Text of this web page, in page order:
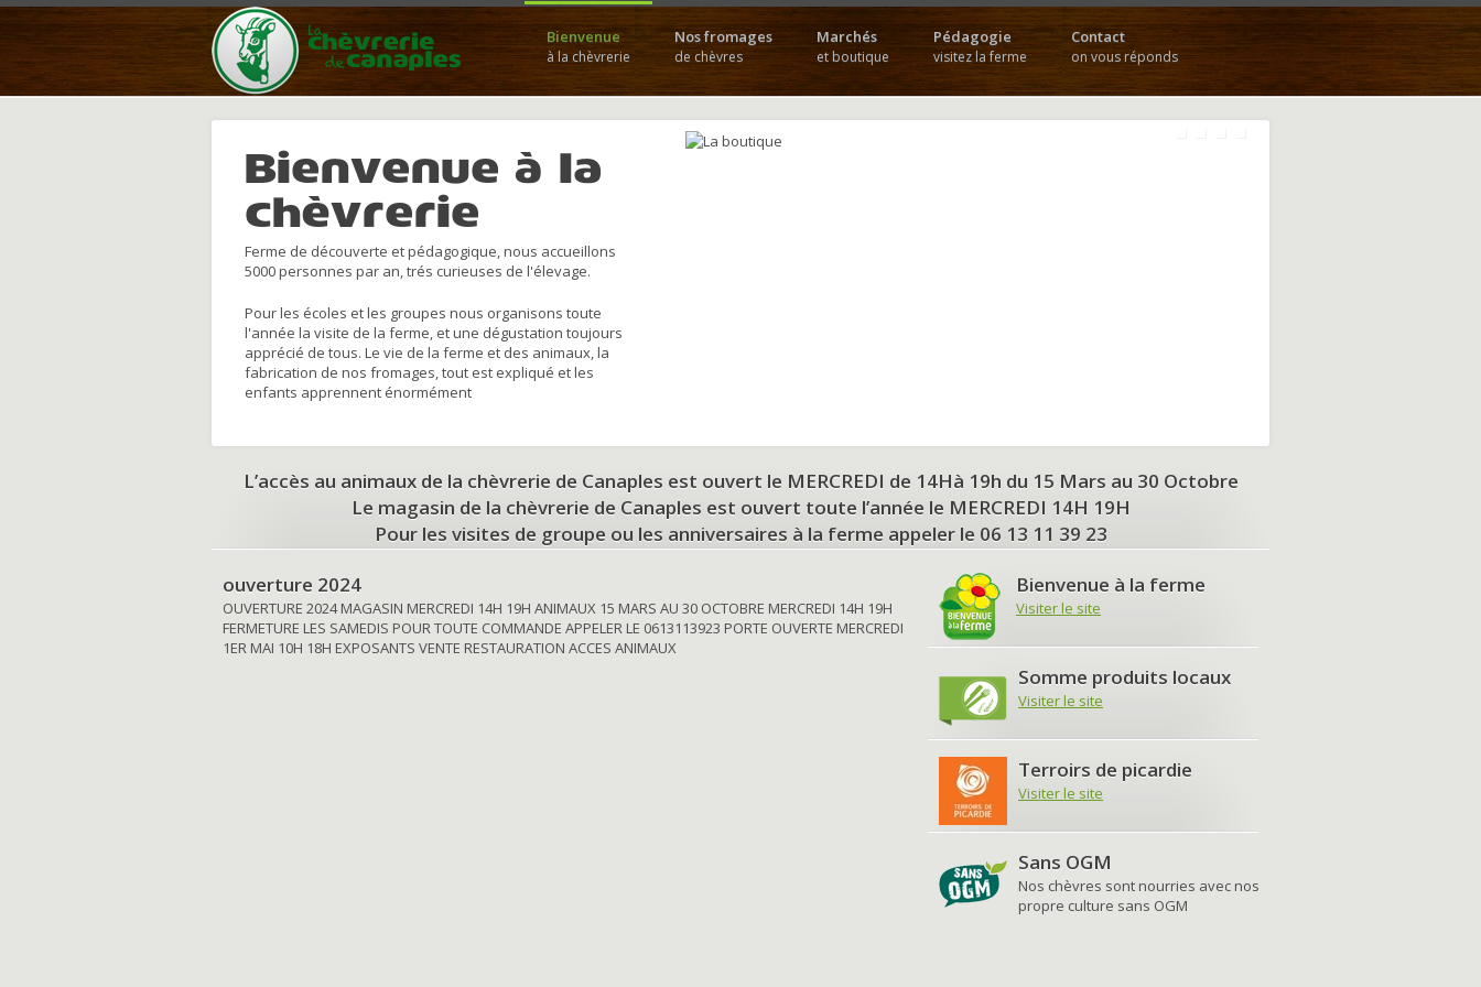
Bienvenue
à la chèvrerie
Nos fromages
de chèvres
Marchés
et boutique
Pédagogie
visitez la ferme
Contact
on vous réponds
Bienvenue à la
chèvrerie
Ferme de découverte et pédagogique, nous accueillons
5000 personnes par an, trés curieuses de l'élevage.
Pour les écoles et les groupes nous organisons toute
l'année la visite de la ferme, et une dégustation toujours
apprécié de tous. Le vie de la ferme et des animaux, la
fabrication de nos fromages, tout est expliqué et les
enfants apprennent énormément
L’accès au animaux de la chèvrerie de Canaples est ouvert le MERCREDI de 14Hà 19h du 15 Mars au 30 Octobre
Le magasin de la chèvrerie de Canaples est ouvert toute l’année le MERCREDI 14H 19H
Pour les visites de groupe ou les anniversaires à la ferme appeler le 06 13 11 39 23
ouverture 2024
OUVERTURE 2024 MAGASIN MERCREDI 14H 19H ANIMAUX 15 MARS AU 30 OCTOBRE MERCREDI 14H 19H
FERMETURE LES SAMEDIS POUR TOUTE COMMANDE APPELER LE 0613113923 PORTE OUVERTE MERCREDI
1ER MAI 10H 18H EXPOSANTS VENTE RESTAURATION ACCES ANIMAUX
Bienvenue à la ferme
Visiter le site
Somme produits locaux
Visiter le site
Terroirs de picardie
Visiter le site
Sans OGM
Nos chèvres sont nourries avec nos
propre culture sans OGM